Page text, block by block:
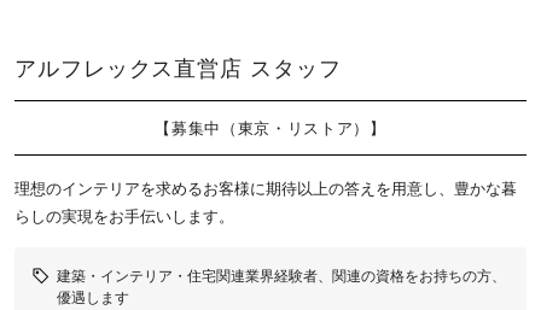
アルフレックス直営店 スタッフ
【募集中（東京・リストア）】
理想のインテリアを求めるお客様に期待以上の答えを用意し、豊かな暮
らしの実現をお手伝いします。
建築・インテリア・住宅関連業界経験者、関連の資格をお持ちの方、
優遇します